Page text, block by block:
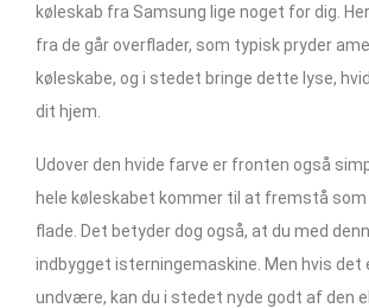
køleskab fra Samsung lige noget for dig.
fra de går overflader, som typisk pryder
køleskabe, og i stedet bringe dette lyse,
dit hjem.
Udover den hvide farve er fronten også
hele køleskabet kommer til at fremstå
flade. Det betyder dog også, at du med
indbygget isterningemaskine. Men hvis det
undvære, kan du i stedet nyde godt af den